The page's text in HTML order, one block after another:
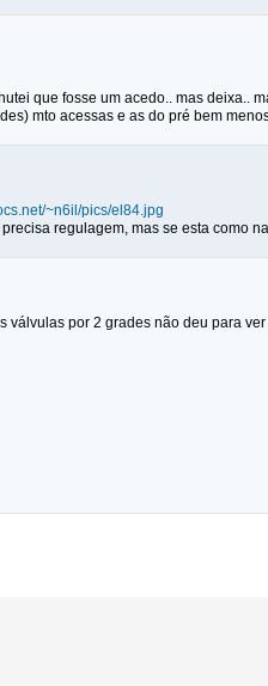
que fosse um acedo.. mas deixa..
mto acessas e as do pré bem
~n6il/pics/el84.jpg
regulagem, mas se esta como
por 2 grades não deu para